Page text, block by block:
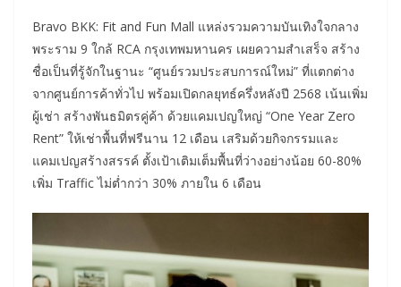
Bravo BKK: Fit and Fun Mall แหล่งรวมความบันเทิงใจกลาง
พระราม 9 ใกล้ RCA กรุงเทพมหานคร เผยความสำเสร็จ สร้าง
ชื่อเป็นที่รู้จักในฐานะ “ศูนย์รวมประสบการณ์ใหม่” ที่แตกต่าง
จากศูนย์การค้าทั่วไป พร้อมเปิดกลยุทธ์ครึ่งหลังปี 2568 เน้นเพิ่ม
ผู้เช่า สร้างพันธมิตรคู่ค้า ด้วยแคมเปญใหญ่ “One Year Zero
Rent” ให้เช่าพื้นที่ฟรีนาน 12 เดือน เสริมด้วยกิจกรรมและ
แคมเปญสร้างสรรค์ ตั้งเป้าเติมเต็มพื้นที่ว่างอย่างน้อย 60-80%
เพิ่ม Traffic ไม่ต่ำกว่า 30% ภายใน 6 เดือน